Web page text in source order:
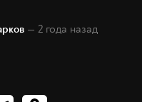
— 2 года назад